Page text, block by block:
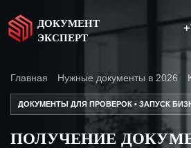
ДОКУМЕНТ
ЭКСПЕРТ
Главная Нужные документы в 2026
ДОКУМЕНТЫ ДЛЯ ПРОВЕРОК • ЗАПУСК
ПОЛУЧЕНИЕ